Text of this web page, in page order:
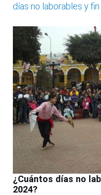
días no laborables y
¿Cuántos días no
2024?